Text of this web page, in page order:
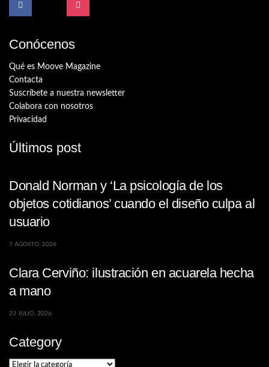
Conócenos
Qué es Moove Magazine
Contacta
Suscríbete a nuestra newsletter
Colabora con nosotros
Privacidad
Últimos post
Donald Norman y ‘La psicología de los
objetos cotidianos’ cuando el diseño culpa al
usuario
7 AGOSTO, 2026
Clara Cerviño: ilustración en acuarela hecha
a mano
23 JULIO, 2026
Category
Category